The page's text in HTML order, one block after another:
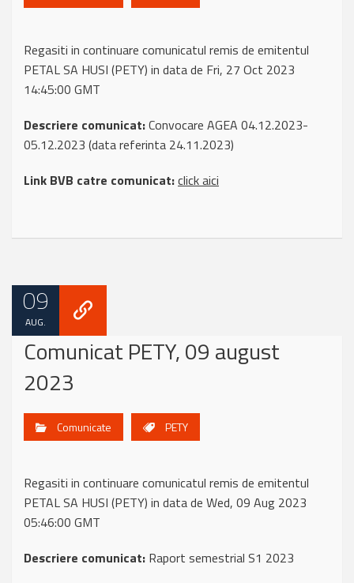
Regasiti in continuare comunicatul remis de emitentul
PETAL SA HUSI (PETY) in data de Fri, 27 Oct 2023
14:45:00 GMT
Descriere comunicat:Convocare AGEA 04.12.2023-
05.12.2023 (data referinta 24.11.2023)
Link BVB catre comunicat:click aici
09
AUG.
Comunicat PETY, 09 august
2023
Comunicate PETY
Regasiti in continuare comunicatul remis de emitentul
PETAL SA HUSI (PETY) in data de Wed, 09 Aug 2023
05:46:00 GMT
Descriere comunicat: Raport semestrial S1 2023